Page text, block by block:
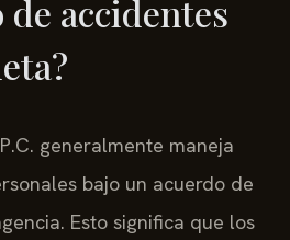
accidentes
generalmente maneja
bajo un acuerdo de
Esto significa que los